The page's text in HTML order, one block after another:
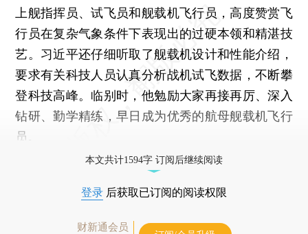
上舰指挥员、试飞员和舰载机飞行员，高度赞赏飞
行员在复杂气象条件下表现出的过硬本领和精湛技
艺。习近平还仔细听取了舰载机设计和性能介绍，
要求有关科技人员认真分析战机试飞数据，不断攀
登科技高峰。临别时，他勉励大家再接再厉、深入
钻研、勤学精练，早日成为优秀的航母舰载机飞行
员。
本文共计1594字 订阅后继续阅读
登录 后获取已订阅的阅读权限
财新通会员